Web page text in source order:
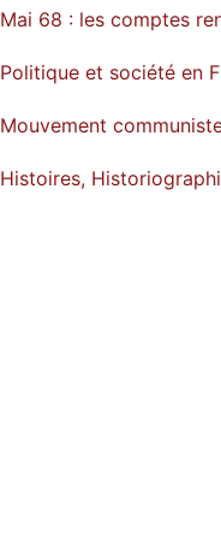
Mai 68 : les comptes
Politique et société en
Mouvement
Histoires,